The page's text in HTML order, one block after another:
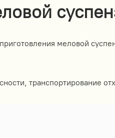
меловой
транспортирование